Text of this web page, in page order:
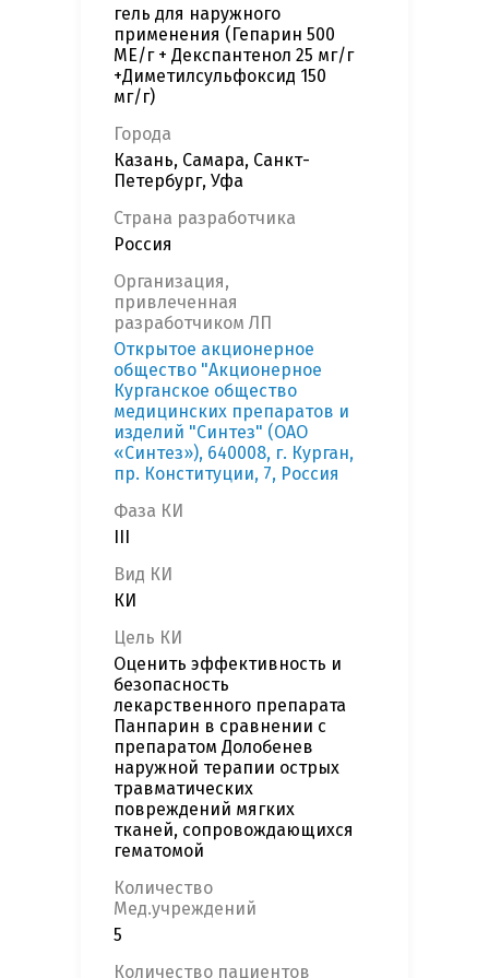
гель для наружного
применения (Гепарин 500
МЕ/г + Декспантенол 25 мг/г
+Диметилсульфоксид 150
мг/г)
Города
Казань, Самара, Санкт-
Петербург, Уфа
Страна разработчика
Россия
Организация,
привлеченная
разработчиком ЛП
Открытое акционерное
общество "Акционерное
Курганское общество
медицинских препаратов и
изделий "Синтез" (ОАО
«Синтез»), 640008, г. Курган,
пр. Конституции, 7, Россия
Фаза КИ
Вид КИ
КИ
Цель КИ
Оценить эффективность и
безопасность
лекарственного препарата
Панпарин в сравнении с
препаратом Долобенев
наружной терапии острых
травматических
повреждений мягких
тканей, сопровождающихся
гематомой
Количество
Мед.учреждений
5
Количество пациентов